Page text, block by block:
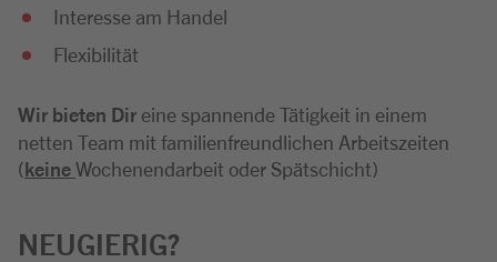
Interesse am Handel
Flexibilität
Wir bieten Dir eine spannende Tätigkeit in einem
netten Team mit familienfreundlichen Arbeitszeiten
(keineWochenendarbeit oder Spätschicht)
NEUGIERIG?